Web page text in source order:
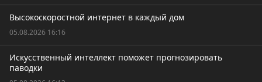
Высокоскоростной интернет в каждый дом
05.08.2026 16:16
Искусственный интеллект поможет прогнозировать
паводки